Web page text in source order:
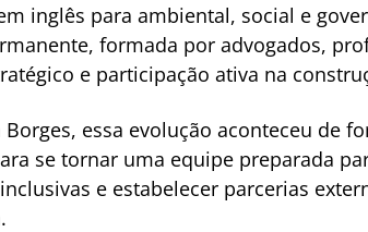
inglês para ambiental, social e
formada por advogados,
e participação ativa na
essa evolução aconteceu de
se tornar uma equipe preparada
e estabelecer parcerias